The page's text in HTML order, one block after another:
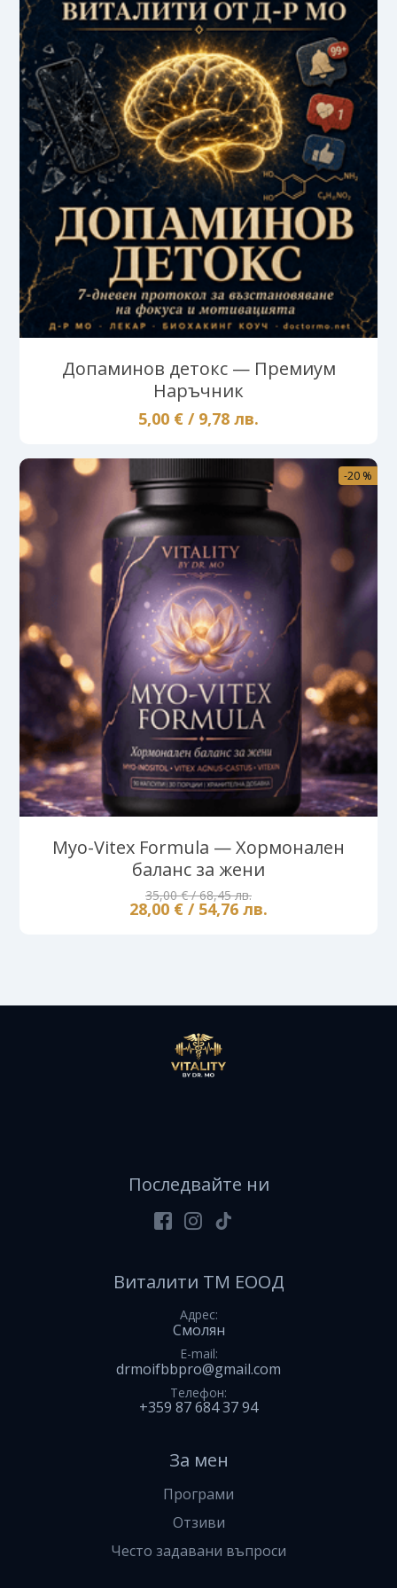
Допаминов детокс — Премиум
Наръчник
5,00 € / 9,78 лв.
Myo-Vitex Formula — Хормонален
баланс за жени
35,00 € / 68,45 лв.
28,00 € / 54,76 лв.
-20 %
За мен
Програми
Отзиви
Често задавани въпроси
Виталити ТМ ЕООД
Адрес
Смолян
E-mail
drmoifbbpro@gmail.com
Телефон
+359 87 684 37 94
Последвайте ни
FacebookInstagram